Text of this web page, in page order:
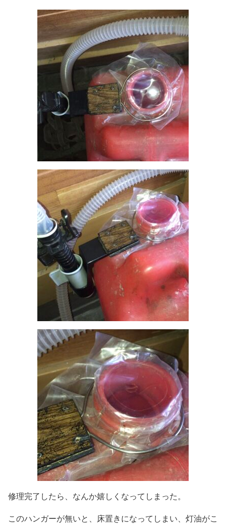
修理完了したら、なんか嬉しくなってしまった。
このハンガーが無いと、床置きになってしまい、灯油がこ